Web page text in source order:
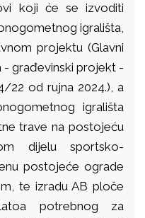
koji će se izvoditi
igrališta,
projektu (Glavni
građevinski projekt -
22 od rujna 2024.), a
igrališta
trave na postojeću
dijelu sportsko-
postojeće ograde
te izradu AB ploče
potrebnog za